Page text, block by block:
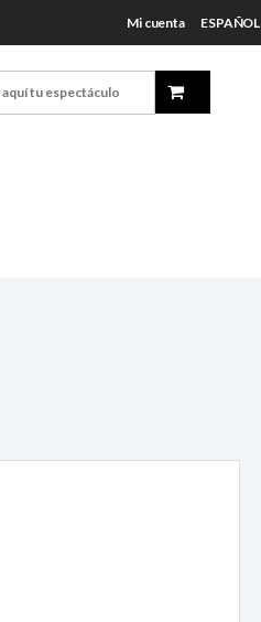
Mi cuenta ESPAÑOL